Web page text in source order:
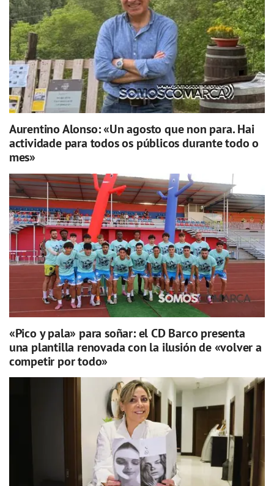
Aurentino Alonso: «Un agosto que non para. Hai
actividade para todos os públicos durante todo o
mes»
«Pico y pala» para soñar: el CD Barco presenta
una plantilla renovada con la ilusión de «volver a
competir por todo»